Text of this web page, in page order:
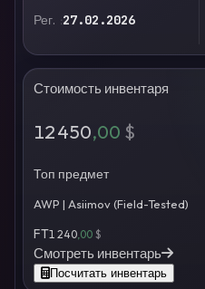
Рег. 27.02.2026
Стоимость инвентаря
12 450,00 $
Топ предмет
AWP | Asiimov (Field-Tested)
FT1 240 ,00 $
Смотреть инвентарь
Посчитать инвентарь